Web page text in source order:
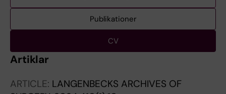
Publikationer
CV
Artiklar
ARTICLE: LANGENBECKS ARCHIVES OF